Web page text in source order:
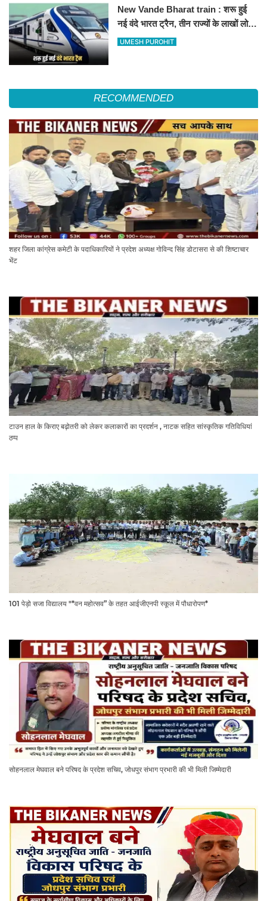
New Vande Bharat train : शरू हुई
नई वंदे भारत ट्रैन, तीन राज्यों के लाखों लोगों
का सफर होगा आसान, देखें पूरा रूटमैप
UMESH PUROHIT
RECOMMENDED
शहर जिला कांग्रेस कमेटी के पदाधिकारियों ने प्रदेश अध्यक्ष गोविन्द सिंह डोटासरा से की शिष्टाचार
भेंट
टाउन हाल के किराए बढ़ोतरी को लेकर कलाकारों का प्रदर्शन , नाटक सहित सांस्कृतिक गतिविधियां
ठप्प
101 पेड़ो सजा विद्यालय "*वन महोत्सव” के तहत आईजीएनपी स्कूल में पौधारोपण*
सोहनलाल मेघवाल बने परिषद के प्रदेश सचिव, जोधपुर संभाग प्रभारी की भी मिली जिम्मेदारी